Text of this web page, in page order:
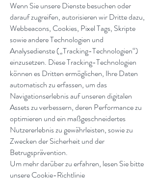
Wenn Sie unsere Dienste besuchen oder
darauf zugreifen, autorisieren wir Dritte dazu,
Webbeacons, Cookies, Pixel Tags, Skripte
sowie andere Technologien und
Analysedienste („Tracking-Technologien“)
einzusetzen. Diese Tracking-Technologien
können es Dritten ermöglichen, Ihre Daten
automatisch zu erfassen, um das
Navigationserlebnis auf unseren digitalen
Assets zu verbessern, deren Performance zu
optimieren und ein maßgeschneidertes
Nutzererlebnis zu gewährleisten, sowie zu
Zwecken der Sicherheit und der
Betrugsprävention.
Um mehr darüber zu erfahren, lesen Sie bitte
unsere Cookie-Richtlinie